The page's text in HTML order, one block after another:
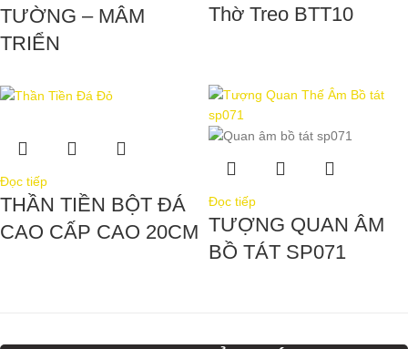
TƯỜNG – MÂM
TRIỂN
Thờ Treo BTT10
Đọc tiếp
THẦN TIỀN BỘT ĐÁ
CAO CẤP CAO 20CM
Đọc tiếp
TƯỢNG QUAN ÂM
BỒ TÁT SP071